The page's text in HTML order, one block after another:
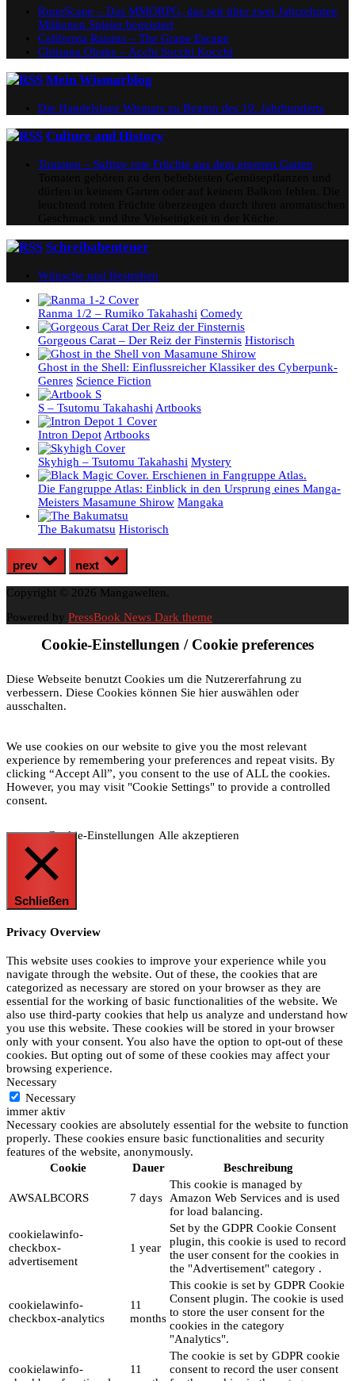
RuneScape – Das MMORPG, das seit über zwei Jahrzehnten
Millionen Spieler begeistert
California Raisins – The Grape Escape
Chiisana Obake – Acchi Socchi Kocchi
Mein Wismarblog
Die Handelslage Wismars zu Beginn des 19. Jahrhunderts
Culture and History
Tomaten – Saftige rote Früchte aus dem eigenen Garten
Schreibabenteuer
Wünsche und Bestreben
Ranma 1/2 – Rumiko Takahashi Comedy
Gorgeous Carat – Der Reiz der Finsternis Historisch
Ghost in the Shell: Einflussreicher Klassiker des Cyberpunk-
Genres Science Fiction
S – Tsutomu TakahashiArtbooks
Intron DepotArtbooks
Skyhigh – Tsutomu Takahashi Mystery
Die Fangruppe Atlas: Einblick in den Ursprung eines Manga-
Meisters Masamune Shirow Mangaka
The Bakumatsu Historisch
prev next
Copyright © 2026 Mangawelten.
Powered by PressBook News Dark theme
Cookie-Einstellungen / Cookie preferences
Diese Webseite benutzt Cookies um die Nutzererfahrung zu
verbessern. Diese Cookies können Sie hier auswählen oder
ausschalten.
We use cookies on our website to give you the most relevant
experience by remembering your preferences and repeat visits. By
clicking “Accept All”, you consent to the use of ALL the cookies.
However, you may visit "Cookie Settings" to provide a controlled
consent.
Cookie-Einstellungen Alle akzeptieren
Schließen
Privacy Overview
This website uses cookies to improve your experience while you
navigate through the website. Out of these, the cookies that are
categorized as necessary are stored on your browser as they are
essential for the working of basic functionalities of the website. We
also use third-party cookies that help us analyze and understand how
you use this website. These cookies will be stored in your browser
only with your consent. You also have the option to opt-out of these
cookies. But opting out of some of these cookies may affect your
browsing experience.
Necessary
Necessary
immer aktiv
Necessary cookies are absolutely essential for the website to function
properly. These cookies ensure basic functionalities and security
features of the website, anonymously.
Cookie
Dauer Beschreibung
AWSALBCORS 7 days
This cookie is managed by
Amazon Web Services and is used
for load balancing.
cookielawinfo-
checkbox-
advertisement
1 year
Set by the GDPR Cookie Consent
plugin, this cookie is used to record
the user consent for the cookies in
the "Advertisement" category .
cookielawinfo-
checkbox-analytics
11
months
This cookie is set by GDPR Cookie
Consent plugin. The cookie is used
to store the user consent for the
cookies in the category
"Analytics".
cookielawinfo-
11
The cookie is set by GDPR cookie
consent to record the user consent